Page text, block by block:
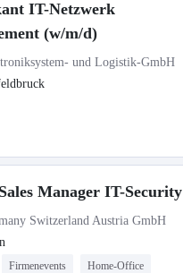
IT-Netzwerk
(w/m/d)
und Logistik-GmbH
Manager IT-Security
Switzerland Austria GmbH
Firmenevents Home-Office